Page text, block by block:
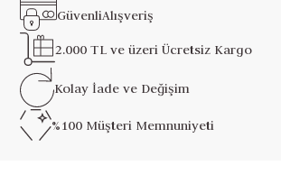
GüvenliAlışveriş
2.000 TL ve üzeriÜcretsiz Kargo
Kolay İade ve Değişim
%100 Müşteri Memnuniyeti